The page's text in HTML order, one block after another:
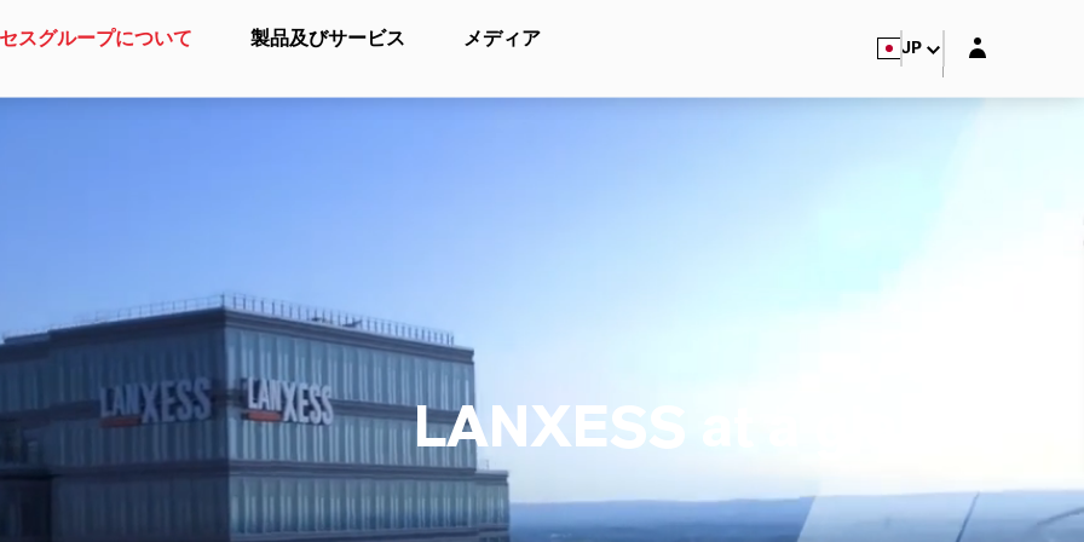
スグループについて 製品及びサービス メディア JP Login layer
LANXESS at a glance